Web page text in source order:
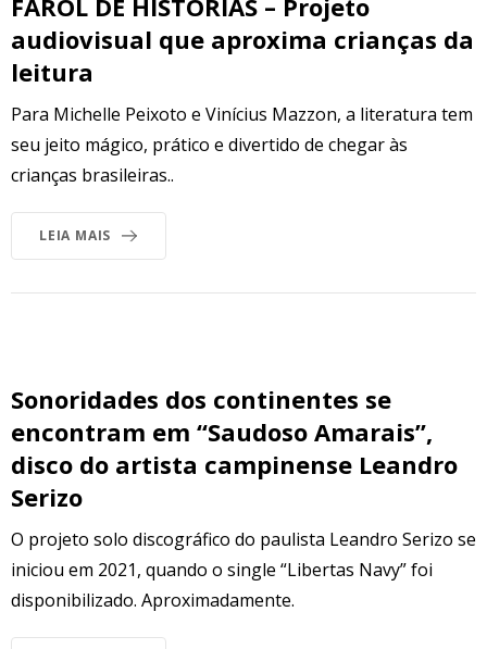
audiovisual que aproxima crianças da
leitura
Para Michelle Peixoto e Vinícius Mazzon, a literatura tem
seu jeito mágico, prático e divertido de chegar às
crianças brasileiras..
LEIA MAIS
Sonoridades dos continentes se
encontram em “Saudoso Amarais”,
disco do artista campinense Leandro
Serizo
O projeto solo discográfico do paulista Leandro Serizo se
iniciou em 2021, quando o single “Libertas Navy” foi
disponibilizado. Aproximadamente.